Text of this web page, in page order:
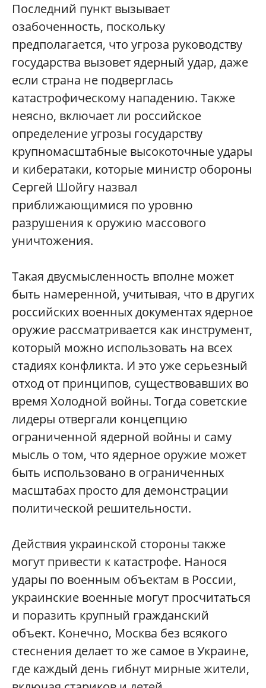
Последний пункт вызывает
озабоченность, поскольку
предполагается, что угроза руководству
государства вызовет ядерный удар, даже
если страна не подверглась
катастрофическому нападению. Также
неясно, включает ли российское
определение угрозы государству
крупномасштабные высокоточные удары
и кибератаки, которые министр обороны
Сергей Шойгу назвал
приближающимися по уровню
разрушения к оружию массового
уничтожения.
Такая двусмысленность вполне может
быть намеренной, учитывая, что в других
российских военных документах ядерное
оружие рассматривается как инструмент,
который можно использовать на всех
стадиях конфликта. И это уже серьезный
отход от принципов, существовавших во
время Холодной войны. Тогда советские
лидеры отвергали концепцию
ограниченной ядерной войны и саму
мысль о том, что ядерное оружие может
быть использовано в ограниченных
масштабах просто для демонстрации
политической решительности.
Действия украинской стороны также
могут привести к катастрофе. Нанося
удары по военным объектам в России,
украинские военные могут просчитаться
и поразить крупный гражданский
объект. Конечно, Москва без всякого
стеснения делает то же самое в Украине,
где каждый день гибнут мирные жители,